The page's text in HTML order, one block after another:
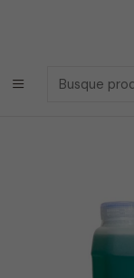
Envíos a la
compras antes
Envíos
Neutralizador